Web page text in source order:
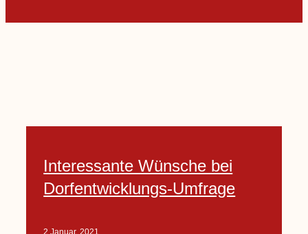
Interessante Wünsche bei
Dorfentwicklungs-Umfrage
2 Januar, 2021